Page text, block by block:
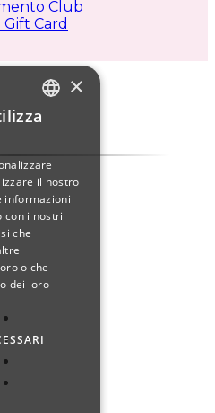
Club
Gift Card
SPANISH
×
il nostro
informazioni
con i nostri
che
o che
dei loro